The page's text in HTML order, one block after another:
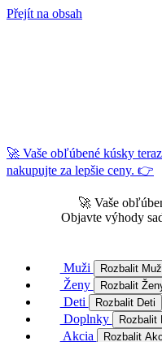
Přejít na obsah
🚀 Vaše obľúbené kúsky
nakupujte za lepšie ceny. 👉
🚀 Vaše
Objavte výhody
Muži Rozbalit
Ženy Rozbalit
Deti Rozbalit Deti
Doplnky Rozbalit
Akcia Rozbalit